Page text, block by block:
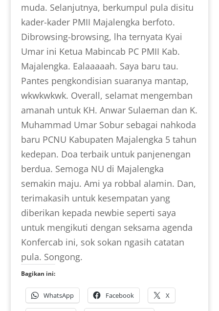
muda. Selanjutnya, berkumpul pula disitu
kader-kader PMII Majalengka berfoto.
Dibrowsing-browsing, lha ternyata Kyai
Umar ini Ketua Mabincab PC PMII Kab.
Majalengka. Ealaaaaah. Saya baru tau.
Pantes pengkondisian suaranya mantap,
wkwkwkwk. Overall, selamat mengemban
amanah untuk KH. Anwar Sulaeman dan K.
Muhammad Umar Sobur sebagai nahkoda
baru PCNU Kabupaten Majalengka 5 tahun
kedepan. Doa terbaik untuk panjenengan
berdua. Semoga NU di Majalengka
semakin maju. Ami ya robbal alamin. Dan,
terimakasih untuk kesempatan yang
diberikan kepada newbie seperti saya
untuk mengikuti dengan seksama agenda
Konfercab ini, sok sokan ngasih catatan
pula. Songong.
Bagikan ini:
WhatsApp Facebook X